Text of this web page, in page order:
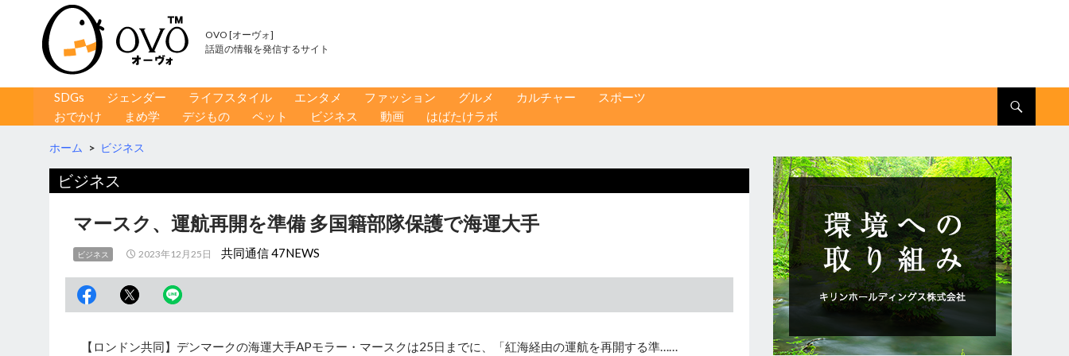
OVO [オーヴォ]
話題の情報を発信するサイト
コンテンツへ移動
SDGs ジェンダー ライフスタイル エンタメ ファッション グルメ カルチャー
スポーツ
おでかけ
まめ学 デジもの ペット ビジネス 動画 はばたけラボ
ホーム > ビジネス
ビジネス
マースク、運航再開を準備 多国籍部隊保護で海運大手
ビジネス 2023年12月25日 共同通信 47NEWS
【ロンドン共同】デンマークの海運大手APモラー・マースクは25日までに、「紅海経由の運航を再開する準……